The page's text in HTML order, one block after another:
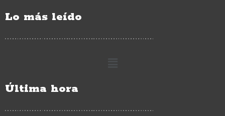
Lo más leído
Última hora